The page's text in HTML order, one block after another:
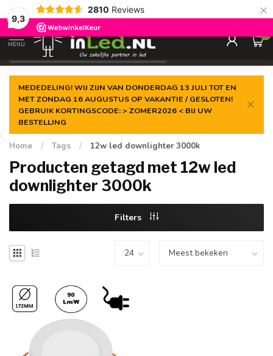
9,3
2810 Reviews ×
Gegarandeerde delaagste prijs
MENU
0
MEDEDELING! WIJ ZIJN VAN DONDERDAG 13 JULI TOT EN
MET ZONDAG 16 AUGUSTUS OP VAKANTIE / GESLOTEN!
GEBRUIK KORTINGSCODE: > ZOMER2026 < BIJ UW
BESTELLING
Home / Tags / 12w led downlighter 3000k
Producten getagd met 12w led
downlighter 3000k
Filters